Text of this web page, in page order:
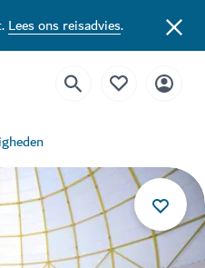
Lees ons reisadvies.